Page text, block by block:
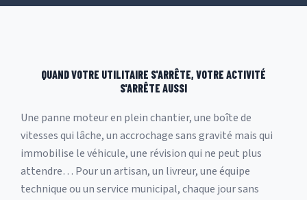
QUAND VOTRE UTILITAIRE S'ARRÊTE, VOTRE ACTIVITÉ
S'ARRÊTE AUSSI
Une panne moteur en plein chantier, une boîte de
vitesses qui lâche, un accrochage sans gravité mais qui
immobilise le véhicule, une révision qui ne peut plus
attendre… Pour un artisan, un livreur, une équipe
technique ou un service municipal, chaque jour sans